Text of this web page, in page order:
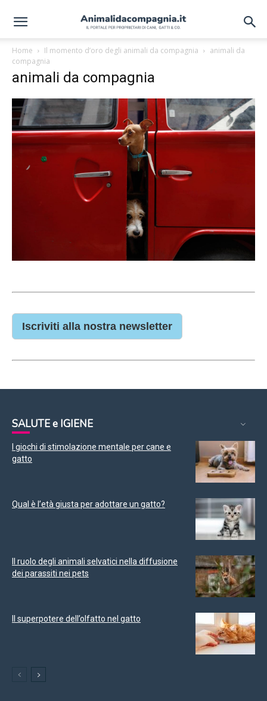
Home Il momento d’oro degli animali da compagnia
animali da
compagnia
animali da compagnia
Iscriviti alla nostra newsletter
SALUTE e IGIENE
I giochi di stimolazione mentale per cane e
gatto
Qual è l’età giusta per adottare un gatto?
Il ruolo degli animali selvatici nella diffusione
dei parassiti nei pets
Il superpotere dell’olfatto nel gatto